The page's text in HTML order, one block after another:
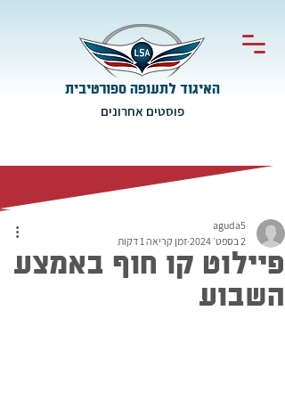
האיגוד לתעופה ספורטיבית
פוסטים אחרונים
פיילוט קו חוף באמצע
השבוע
aguda5
2 בספט׳ 2024
זמן קריאה 1 דקות